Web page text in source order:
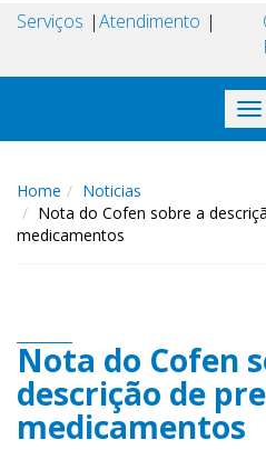
Serviços Atendimento
Home
Noticias
Nota do Cofen sobre a
medicamentos
Nota do Cofen
descrição de
medicamentos